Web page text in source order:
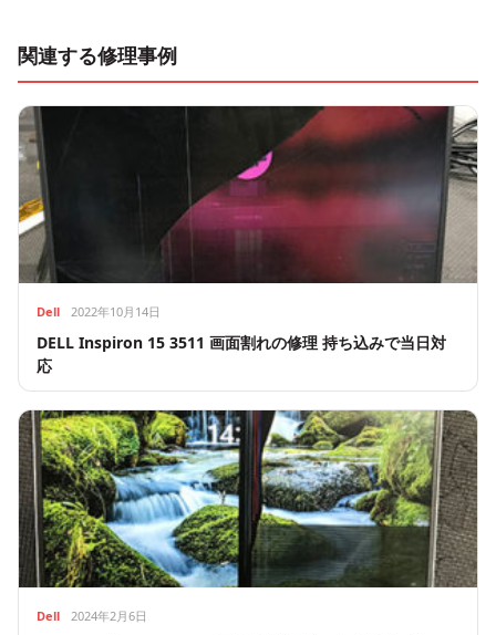
関連する修理事例
Dell 2022年10月14日
DELL Inspiron 15 3511 画面割れの修理 持ち込みで当日対
応
Dell 2024年2月6日